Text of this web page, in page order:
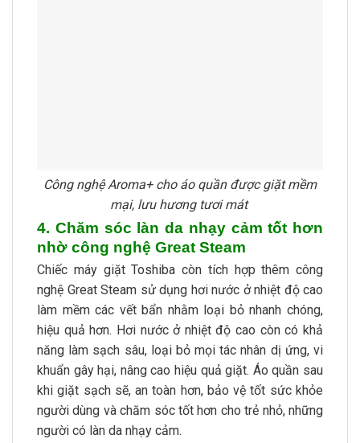
Công nghệ Aroma+ cho áo quần được giặt mềm
mại, lưu hương tươi mát
4. Chăm sóc làn da nhạy cảm tốt hơn
nhờ công nghệ Great Steam
Chiếc máy giặt Toshiba còn tích hợp thêm công
nghệ Great Steam sử dụng hơi nước ở nhiệt độ cao
làm mềm các vết bẩn nhằm loại bỏ nhanh chóng,
hiệu quả hơn. Hơi nước ở nhiệt độ cao còn có khả
năng làm sạch sâu, loại bỏ mọi tác nhân dị ứng, vi
khuẩn gây hại, nâng cao hiệu quả giặt. Áo quần sau
khi giặt sạch sẽ, an toàn hơn, bảo vệ tốt sức khỏe
người dùng và chăm sóc tốt hơn cho trẻ nhỏ, những
người có làn da nhạy cảm.